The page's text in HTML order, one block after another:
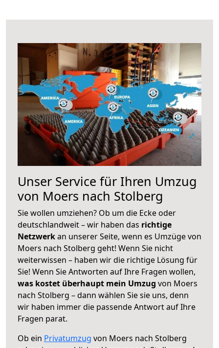
Unser Service für Ihren Umzug
von Moers nach Stolberg
Sie wollen umziehen? Ob um die Ecke oder
deutschlandweit – wir haben das richtige
Netzwerkan unserer Seite, wenn es Umzüge von
Moers nach Stolberg geht! Wenn Sie nicht
weiterwissen – haben wir die richtige Lösung für
Sie! Wenn Sie Antworten auf Ihre Fragen wollen,
was kostet überhaupt mein Umzug von Moers
nach Stolberg – dann wählen Sie sie uns, denn
wir haben immer die passende Antwort auf Ihre
Fragen parat.
Ob ein Privatumzug von Moers nach Stolberg